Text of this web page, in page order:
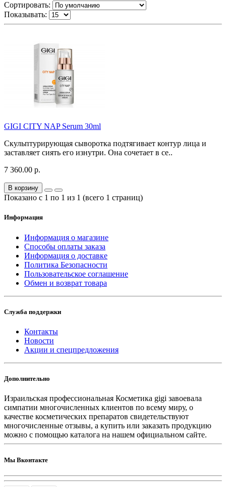
Сортировать:
Показывать:
GIGI CITY NAP Serum 30ml
Скульптурирующая сыворотка подтягивает контур лица и
заставляет сиять его изнутри. Она сочетает в се..
7 360.00 р.
В корзину
Показано с 1 по 1 из 1 (всего 1 страниц)
Информация
Информация о магазине
Способы оплаты заказа
Информация о доставке
Политика Безопасности
Пользовательское соглашение
Обмен и возврат товара
Служба поддержки
Контакты
Новости
Акции и спецпредложения
Дополнительно
Израильская профессиональная Косметика gigi завоевала
симпатии многочисленных клиентов по всему миру, о
качестве косметических препаратов свидетельствуют
многочисленные отзывы, а купить или заказать продукцию
можно с помощью каталога на нашем официальном сайте.
Мы Вконтакте